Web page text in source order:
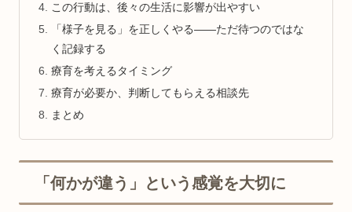
この行動は、後々の生活に影響が出やすい
「様子を見る」を正しくやる——ただ待つのではな
く記録する
療育を考えるタイミング
療育が必要か、判断してもらえる相談先
まとめ
「何かが違う」という感覚を大切に